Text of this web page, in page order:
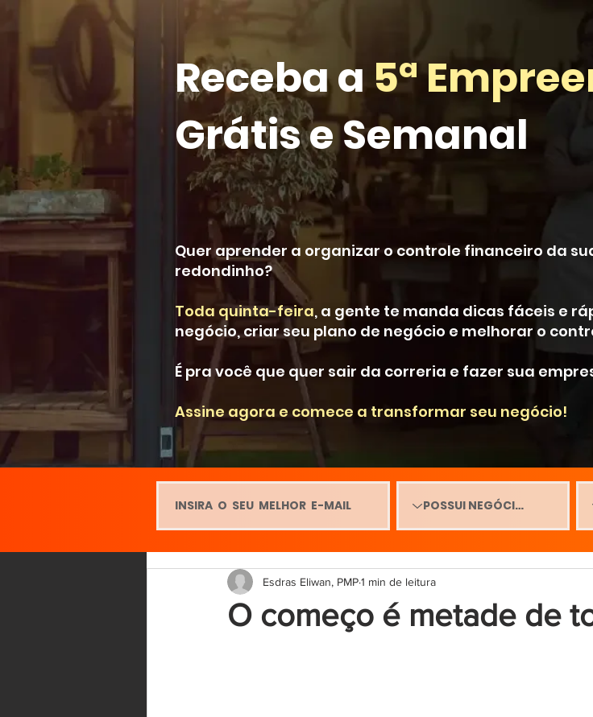
Receba a 5ª
Grátis e Semanal
Quer aprender a organizar o controle financeiro da
redondinho?
Toda quinta-feira, a gente te manda dicas fáceis e
negócio, criar seu plano de negócio e melhorar o
É pra você que quer sair da correria e fazer sua
Assine agora e comece a transformar seu negócio!
O começo é metade de
Esdras Eliwan, PMP1 min de leitura